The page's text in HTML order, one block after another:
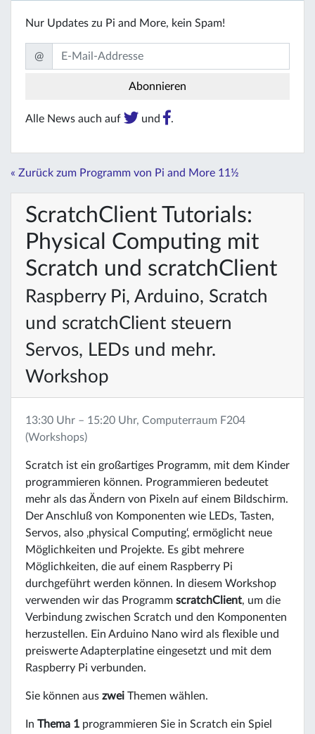
Nur Updates zu Pi and More, kein Spam!
@
Alle News auch auf und .
« Zurück zum Programm von Pi and More 11½
ScratchClient Tutorials:
Physical Computing mit
Scratch und scratchClient
Raspberry Pi, Arduino, Scratch
und scratchClient steuern
Servos, LEDs und mehr.
Workshop
13:30 Uhr – 15:20 Uhr, Computerraum F204
(Workshops)
Scratch ist ein großartiges Programm, mit dem Kinder
programmieren können. Programmieren bedeutet
mehr als das Ändern von Pixeln auf einem Bildschirm.
Der Anschluß von Komponenten wie LEDs, Tasten,
Servos, also ‚physical Computing‘, ermöglicht neue
Möglichkeiten und Projekte. Es gibt mehrere
Möglichkeiten, die auf einem Raspberry Pi
durchgeführt werden können. In diesem Workshop
verwenden wir das Programm scratchClient, um die
Verbindung zwischen Scratch und den Komponenten
herzustellen. Ein Arduino Nano wird als flexible und
preiswerte Adapterplatine eingesetzt und mit dem
Raspberry Pi verbunden.
Sie können aus zwei Themen wählen.
In Thema 1 programmieren Sie in Scratch ein Spiel